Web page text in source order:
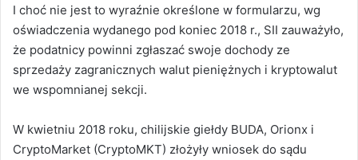
I choć nie jest to wyraźnie określone w formularzu, wg
oświadczenia wydanego pod koniec 2018 r., SII zauważyło,
że podatnicy powinni zgłaszać swoje dochody ze
sprzedaży zagranicznych walut pieniężnych i kryptowalut
we wspomnianej sekcji.
W kwietniu 2018 roku, chilijskie giełdy BUDA, Orionx i
CryptoMarket (CryptoMKT) złożyły wniosek do sądu